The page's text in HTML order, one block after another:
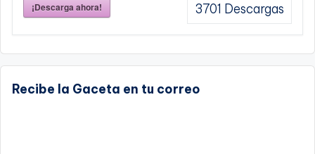
¡Descarga ahora! 3701 Descargas
Recibe la Gaceta en tu correo